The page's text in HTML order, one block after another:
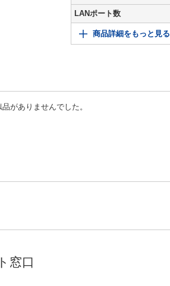
LANポート数
商品詳細をもっと見る
がありませんでした。
窓口